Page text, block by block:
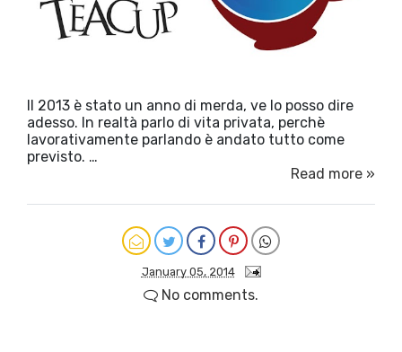
Il 2013 è stato un anno di merda, ve lo posso dire
adesso. In realtà parlo di vita privata, perchè
lavorativamente parlando è andato tutto come
previsto. …
Read more »
January 05, 2014
No comments.